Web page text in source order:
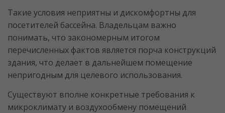
Такие условия неприятны и дискомфортны для
посетителей бассейна. Владельцам важно
понимать, что закономерным итогом
перечисленных фактов является порча конструкций
здания, что делает в дальнейшем помещение
непригодным для целевого использования.
Существуют вполне конкретные требования к
микроклимату и воздухообмену помещений